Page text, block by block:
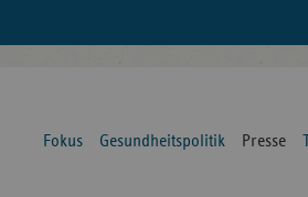
Fokus Gesundheitspolitik Presse